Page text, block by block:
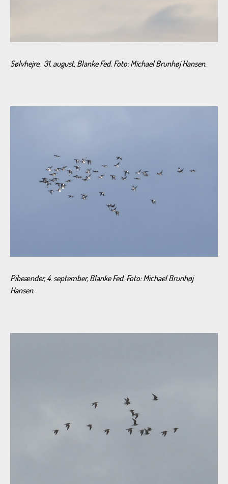
Sølvhejre, 31. august, Blanke Fed. Foto: Michael Brunhøj Hansen.
Pibeænder, 4. september, Blanke Fed. Foto: Michael Brunhøj
Hansen.